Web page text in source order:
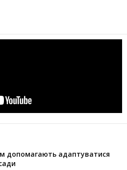
допомагають адаптуватися